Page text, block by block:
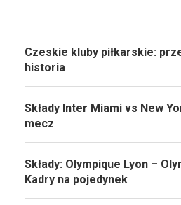
Czeskie kluby piłkarskie:
historia
Składy Inter Miami vs New
mecz
Składy: Olympique Lyon –
Kadry na pojedynek